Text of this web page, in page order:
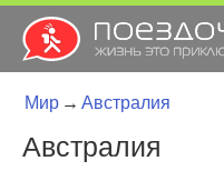
Мир → Австралия
Австралия